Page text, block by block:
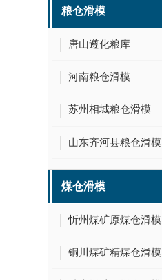
粮仓滑模
唐山遵化粮库
河南粮仓滑模
苏州相城粮仓滑模
山东齐河县粮仓滑模
煤仓滑模
忻州煤矿原煤仓滑模
铜川煤矿精煤仓滑模